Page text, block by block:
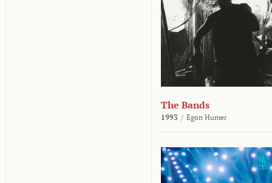
The Bands
1993 / Egon Humer